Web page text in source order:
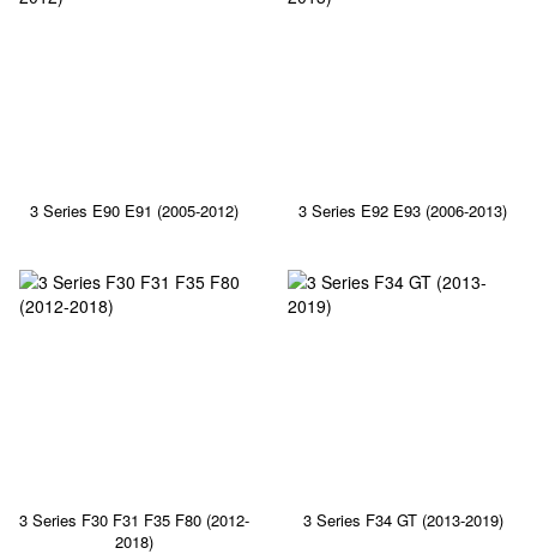
3 Series E90 E91 (2005-2012) 3 Series E92 E93 (2006-2013)
3 Series F30 F31 F35 F80 (2012-
2018)
3 Series F34 GT (2013-2019)